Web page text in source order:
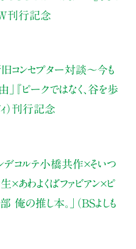
W刊行記念
コンセプター対談～今も
『ピークではなく、谷を歩
ィ）刊行記念
デコルテ小橋共作×そいつ
×あわよくばファビアン×ピ
の推し本。」（BSよしも